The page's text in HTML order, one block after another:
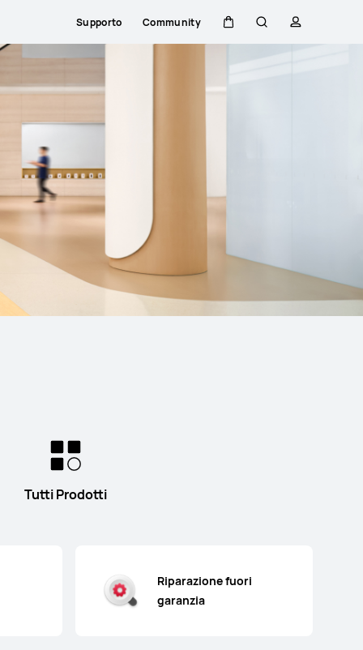
Supporto Community
CarrelloRicercaprofilo
Tutti Prodotti
Riparazione fuori
garanzia